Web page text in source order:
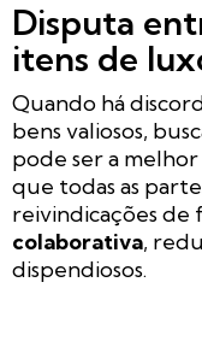
Disputa
itens de
Quando há
bens valiosos,
pode ser a
que todas as
reivindicações de
colaborativa,
dispendiosos.